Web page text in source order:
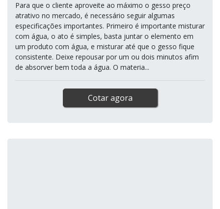
Para que o cliente aproveite ao máximo o gesso preço
atrativo no mercado, é necessário seguir algumas
especificações importantes. Primeiro é importante misturar
com água, o ato é simples, basta juntar o elemento em
um produto com água, e misturar até que o gesso fique
consistente. Deixe repousar por um ou dois minutos afim
de absorver bem toda a água. O materia...
Cotar agora